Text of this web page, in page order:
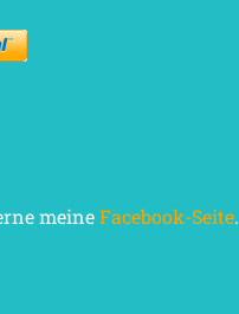
meineFacebook-Seite.